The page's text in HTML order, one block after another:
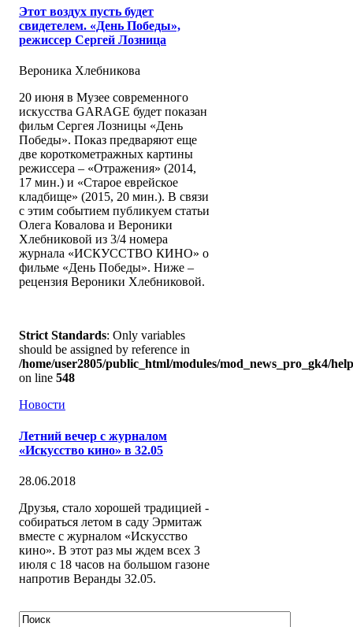
Этот воздух пусть будет
свидетелем. «День Победы»,
режиссер Сергей Лозница
Вероника Хлебникова
20 июня в Музее современного
искусства GARAGE будет показан
фильм Сергея Лозницы «День
Победы». Показ предваряют еще
две короткометражных картины
режиссера – «Отражения» (2014,
17 мин.) и «Старое еврейское
кладбище» (2015, 20 мин.). В связи
с этим событием публикуем статьи
Олега Ковалова и Вероники
Хлебниковой из 3/4 номера
журнала «ИСКУССТВО КИНО» о
фильме «День Победы». Ниже –
рецензия Вероники Хлебниковой.
Strict Standards: Only variables
should be assigned by reference in
/home/user2805/public_html/modules/mod_news_pro_gk4/
on line 548
Новости
Летний вечер с журналом
«Искусство кино» в 32.05
28.06.2018
Друзья, стало хорошей традицией -
собираться летом в саду Эрмитаж
вместе с журналом «Искусство
кино». В этот раз мы ждем всех 3
июля с 18 часов на большом газоне
напротив Веранды 32.05.